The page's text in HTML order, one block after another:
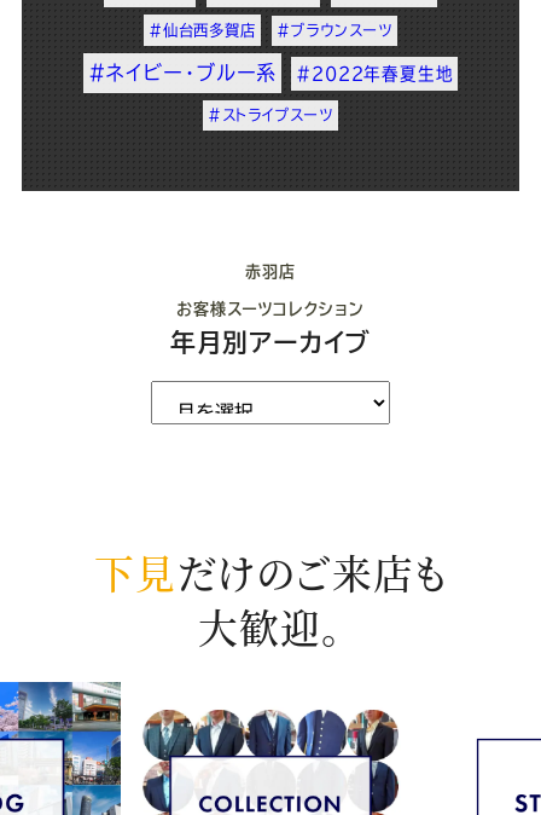
#仙台西多賀店 #ブラウンスーツ
#ネイビー・ブルー系 #2022年春夏生地
#ストライプスーツ
赤羽店
お客様スーツコレクション
年月別アーカイブ
下見だけのご来店も
大歓迎。